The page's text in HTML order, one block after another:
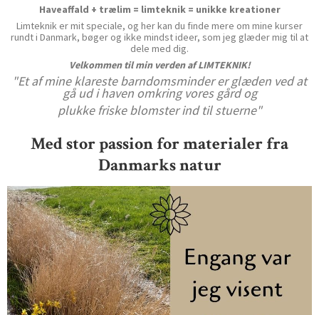
Haveaffald + trælim = limteknik = unikke kreationer
Limteknik er mit speciale, og her kan du finde mere om mine kurser
rundt i Danmark, bøger og ikke mindst ideer, som jeg glæder mig til at
dele med dig.
Velkommen til min verden af LIMTEKNIK!
"Et af mine klareste barndomsminder er glæden ved at
gå ud i haven omkring vores gård og
plukke friske blomster ind til stuerne"
Med stor passion for materialer fra
Danmarks natur